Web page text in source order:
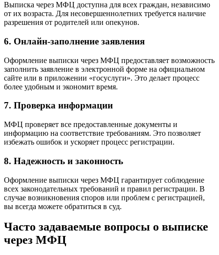
Выписка через МФЦ доступна для всех граждан, независимо
от их возраста. Для несовершеннолетних требуется наличие
разрешения от родителей или опекунов.
6. Онлайн-заполнение заявления
Оформление выписки через МФЦ предоставляет возможность
заполнить заявление в электронной форме на официальном
сайте или в приложении «госуслуги». Это делает процесс
более удобным и экономит время.
7. Проверка информации
МФЦ проверяет все предоставленные документы и
информацию на соответствие требованиям. Это позволяет
избежать ошибок и ускоряет процесс регистрации.
8. Надежность и законность
Оформление выписки через МФЦ гарантирует соблюдение
всех законодательных требований и правил регистрации. В
случае возникновения споров или проблем с регистрацией,
вы всегда можете обратиться в суд.
Часто задаваемые вопросы о выписке
через МФЦ